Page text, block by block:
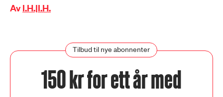
AvI.H.|I.H.
Tilbud til nye abonnenter
150 kr for ett år med